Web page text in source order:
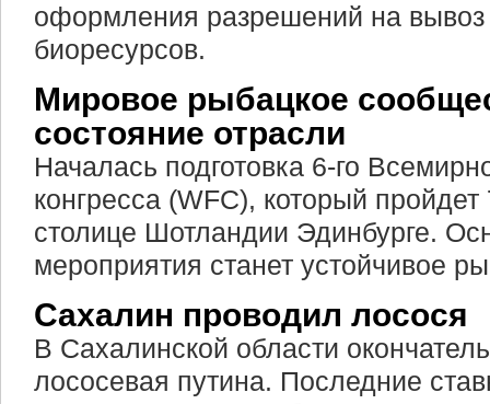
оформления разрешений на вывоз
биоресурсов.
Мировое рыбацкое
состояние отрасли
Началась подготовка 6-го
конгресса (WFC), который
столице Шотландии Эдинбурге.
мероприятия станет устойчивое
Сахалин проводил лосося
В Сахалинской области
лососевая путина. Последние